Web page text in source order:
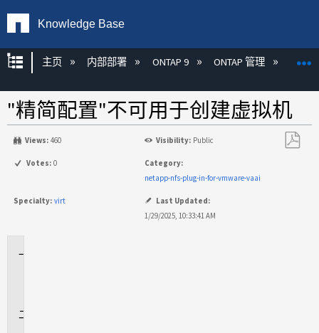
Knowledge Base
扩展/隐缩全局层次
主页 内部部署 ONTAP 9 ONTAP 管理 VAAI
"精简配置"不可用于创建虚拟机
Views: 460 Visibility: Public
Votes: 0
Category:
netapp-nfs-plug-in-for-vmware-vaai
Specialty: virt
Last Updated:
1/29/2025, 10:33:41 AM